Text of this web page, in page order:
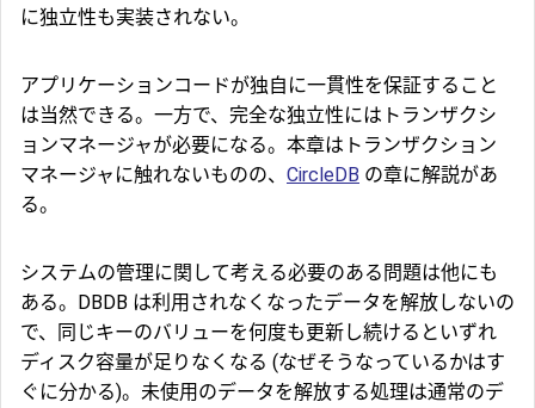
に独立性も実装されない。
アプリケーションコードが独自に一貫性を保証すること
は当然できる。一方で、完全な独立性にはトランザクシ
ョンマネージャが必要になる。本章はトランザクション
マネージャに触れないものの、 CircleDB の章に解説があ
る。
システムの管理に関して考える必要のある問題は他にも
ある。DBDB は利用されなくなったデータを解放しないの
で、同じキーのバリューを何度も更新し続けるといずれ
ディスク容量が足りなくなる (なぜそうなっているかはす
ぐに分かる)。未使用のデータを解放する処理は通常のデ